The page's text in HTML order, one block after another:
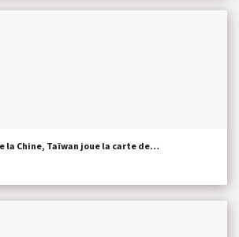
la Chine, Taïwan joue la carte de…